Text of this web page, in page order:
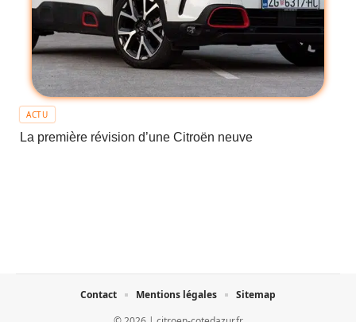
ACTU
La première révision d’une Citroën neuve
Contact Mentions légales Sitemap